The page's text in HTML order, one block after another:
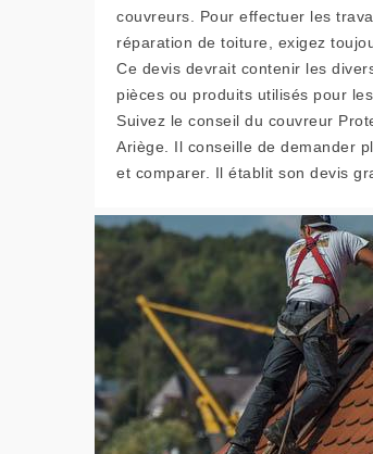
couvreurs. Pour effectuer les
réparation de toiture, exigez
Ce devis devrait contenir les
pièces ou produits utilisés pour
Suivez le conseil du couvreur
Ariège. Il conseille de demander
et comparer. Il établit son devis